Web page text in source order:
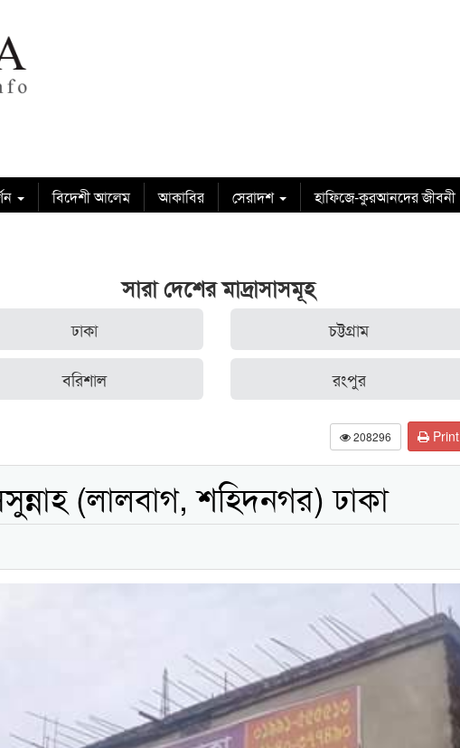
বিদেশী আলেম আকাবির সেরাদশ হাফিজে-কুরআনদের জীবনী
সারা দেশের মাদ্রাসাসমূহ
ঢাকা চট্টগ্রাম
বরিশাল রংপুর
208296 Print
(লালবাগ, শহিদনগর) ঢাকা